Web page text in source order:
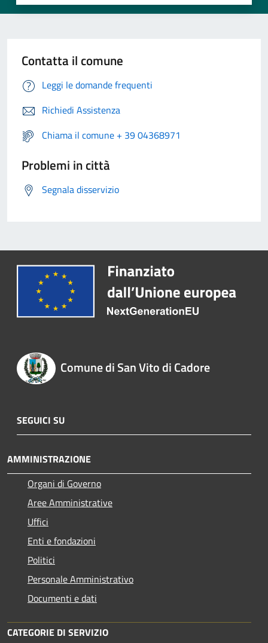
Contatta il comune
Leggi le domande frequenti
Richiedi Assistenza
Chiama il comune + 39 04368971
Problemi in città
Segnala disservizio
Comune di San Vito di Cadore
SEGUICI SU
AMMINISTRAZIONE
Organi di Governo
Aree Amministrative
Uffici
Enti e fondazioni
Politici
Personale Amministrativo
Documenti e dati
CATEGORIE DI SERVIZIO